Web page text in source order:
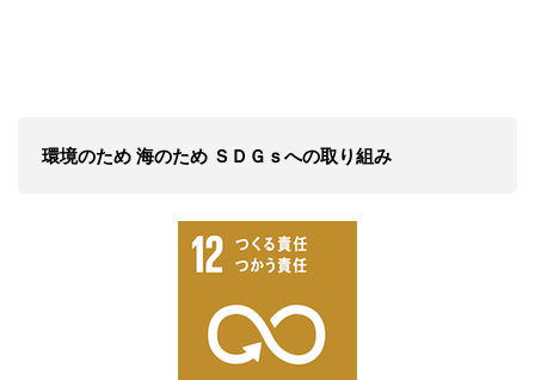
環境のため 海のため ＳＤＧｓへの取り組み